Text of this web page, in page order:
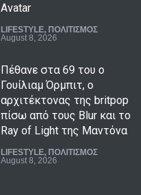
Avatar
LIFESTYLE, ΠΟΛΙΤΙΣΜΟΣ
August 8, 2026
Πέθανε στα 69 του ο
Γουίλιαμ Όρμπιτ, ο
αρχιτέκτονας της britpop
πίσω από τους Blur και το
Ray of Light της Μαντόνα
LIFESTYLE, ΠΟΛΙΤΙΣΜΟΣ
August 8, 2026